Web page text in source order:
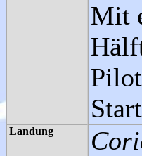
Mit
Landung